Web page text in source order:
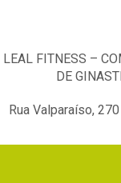
LEAL FITNESS –
DE
Rua Valparaíso,